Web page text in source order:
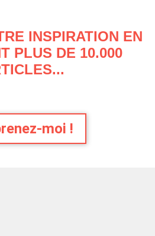
INSPIRATION EN
PLUS DE 10.000
moi !